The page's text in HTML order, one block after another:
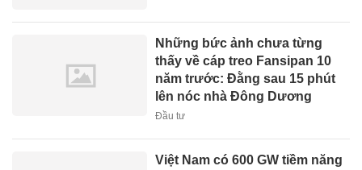
Những bức ảnh chưa từng
thấy về cáp treo Fansipan 10
năm trước: Đằng sau 15 phút
lên nóc nhà Đông Dương
Đầu tư
Việt Nam có 600 GW tiềm năng